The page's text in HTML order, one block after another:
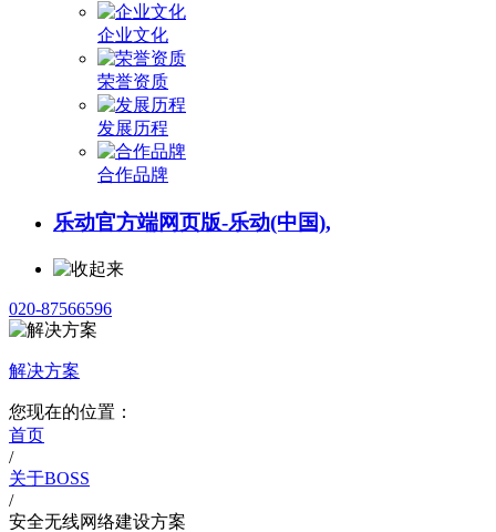
企业文化
荣誉资质
发展历程
合作品牌
乐动官方端网页版-乐动(中国),
020-87566596
解决方案
您现在的位置：
首页
/
关于BOSS
/
安全无线网络建设方案